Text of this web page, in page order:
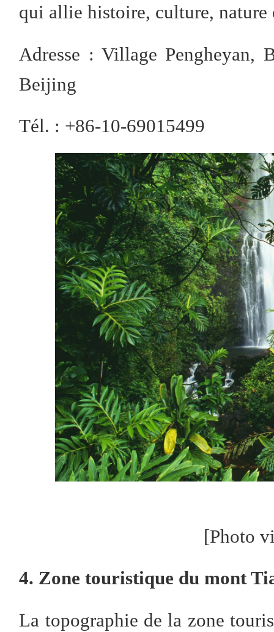
qui allie histoire, culture, nature
Adresse : Village Pengheyan,
Beijing
Tél. : +86-10-69015499
[Photo
4. Zone touristique du mont
La topographie de la zone